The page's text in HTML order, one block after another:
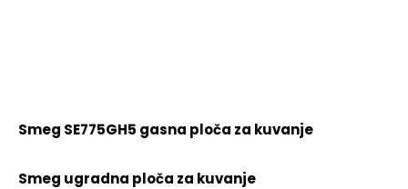
Smeg SE775GH5 gasna ploča za kuvanje
Smeg ugradna ploča za kuvanje